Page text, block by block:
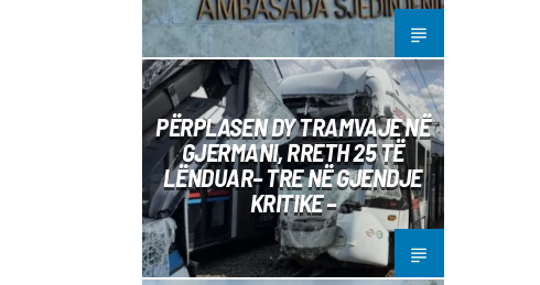
PËRPLASEN DY TRAMVAJE NË
GJERMANI, RRETH 25 TË
LËNDUAR– TRE NË GJENDJE
KRITIKE –